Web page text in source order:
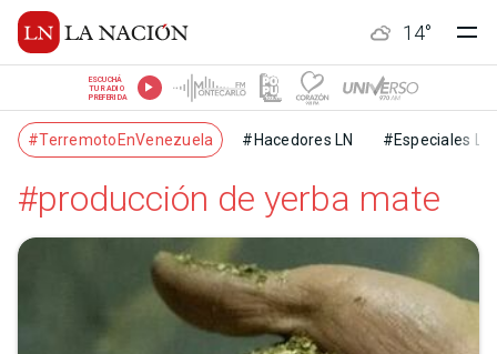
14°
ESCUCHÁ
TU RADIO
PREFERIDA
#TerremotoEnVenezuela #Hacedores LN #Especiales LN
#producción de yerba mate